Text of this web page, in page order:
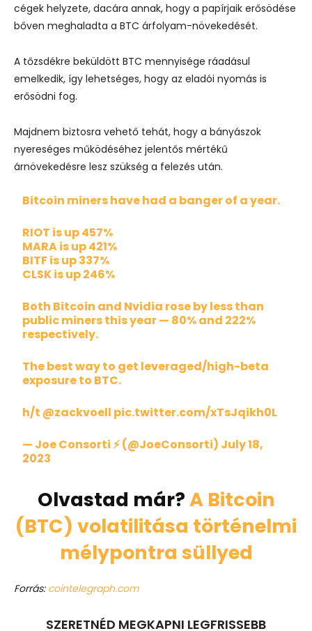
cégek helyzete, dacára annak, hogy a papírjaik erősödése
bőven meghaladta a BTC árfolyam-növekedését.
A tőzsdékre beküldött BTC mennyisége ráadásul
emelkedik, így lehetséges, hogy az eladói nyomás is
erősödni fog.
Majdnem biztosra vehető tehát, hogy a bányászok
nyereséges működéséhez jelentős mértékű
árnövekedésre lesz szükség a felezés után.
Bitcoin miners have had a banger of a year.
RIOT is up 457%
MARA is up 421%
BITF is up 337%
CLSK is up 246%
Both Bitcoin and Nvidia rose by less than
public miners this year — 80% and 222%
respectively.
The best way to get leveraged/high-beta
exposure to BTC.
h/t @zackvoell pic.twitter.com/xTsJqikh0L
— Joe Consorti ⚡ (@JoeConsorti) July 18,
2023
Olvastad már?A Bitcoin
(BTC) volatilitása történelmi
mélypontra süllyed
Forrás:cointelegraph.com
SZERETNÉD MEGKAPNI LEGFRISSEBB